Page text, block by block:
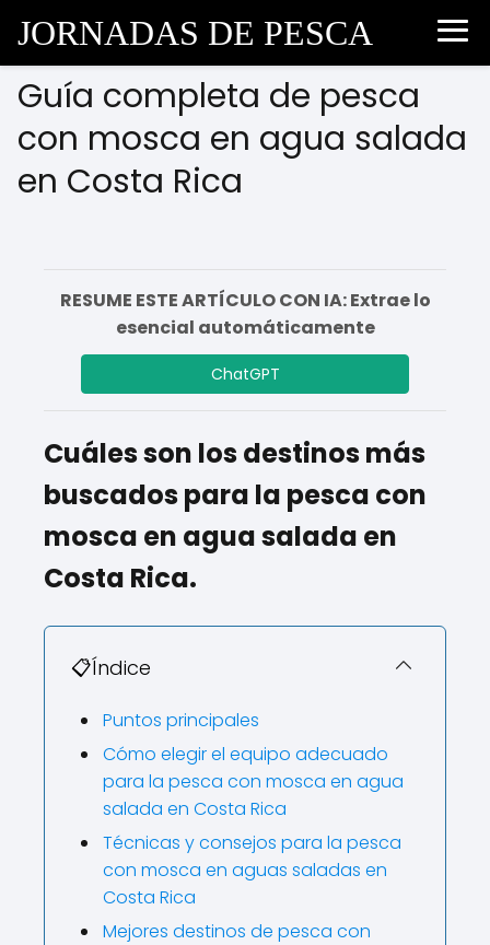
JORNADAS DE PESCA
Guía completa de pesca
con mosca en agua salada
en Costa Rica
RESUME ESTE ARTÍCULO CON IA: Extrae lo
esencial automáticamente
ChatGPT
Cuáles son los destinos más
buscados para la pesca con
mosca en agua salada en
Costa Rica.
📋Índice
Puntos principales
Cómo elegir el equipo adecuado
para la pesca con mosca en agua
salada en Costa Rica
Técnicas y consejos para la pesca
con mosca en aguas saladas en
Costa Rica
Mejores destinos de pesca con